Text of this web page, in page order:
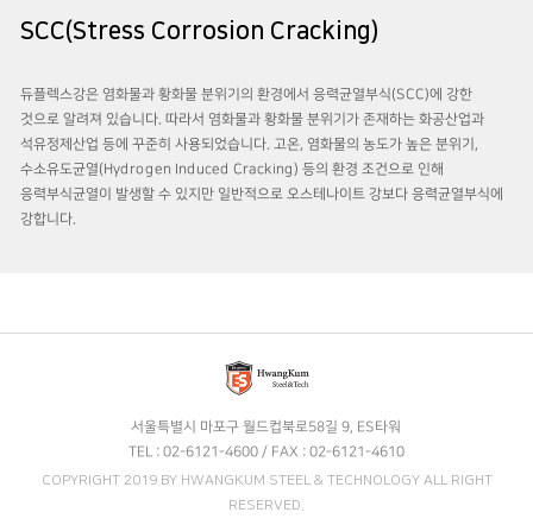
SCC(Stress Corrosion Cracking)
듀플렉스강은 염화물과 황화물 분위기의 환경에서 응력균열부식(SCC)에 강한
것으로 알려져 있습니다. 따라서 염화물과 황화물 분위기가 존재하는 화공산업과
석유정제산업 등에 꾸준히 사용되었습니다. 고온, 염화물의 농도가 높은 분위기,
수소유도균열(Hydrogen Induced Cracking) 등의 환경 조건으로 인해
응력부식균열이 발생할 수 있지만 일반적으로 오스테나이트 강보다 응력균열부식에
강합니다.
서울특별시 마포구 월드컵북로58길 9, ES타워
TEL : 02-6121-4600 / FAX : 02-6121-4610
COPYRIGHT 2019 BY HWANGKUM STEEL & TECHNOLOGY ALL RIGHT
RESERVED.